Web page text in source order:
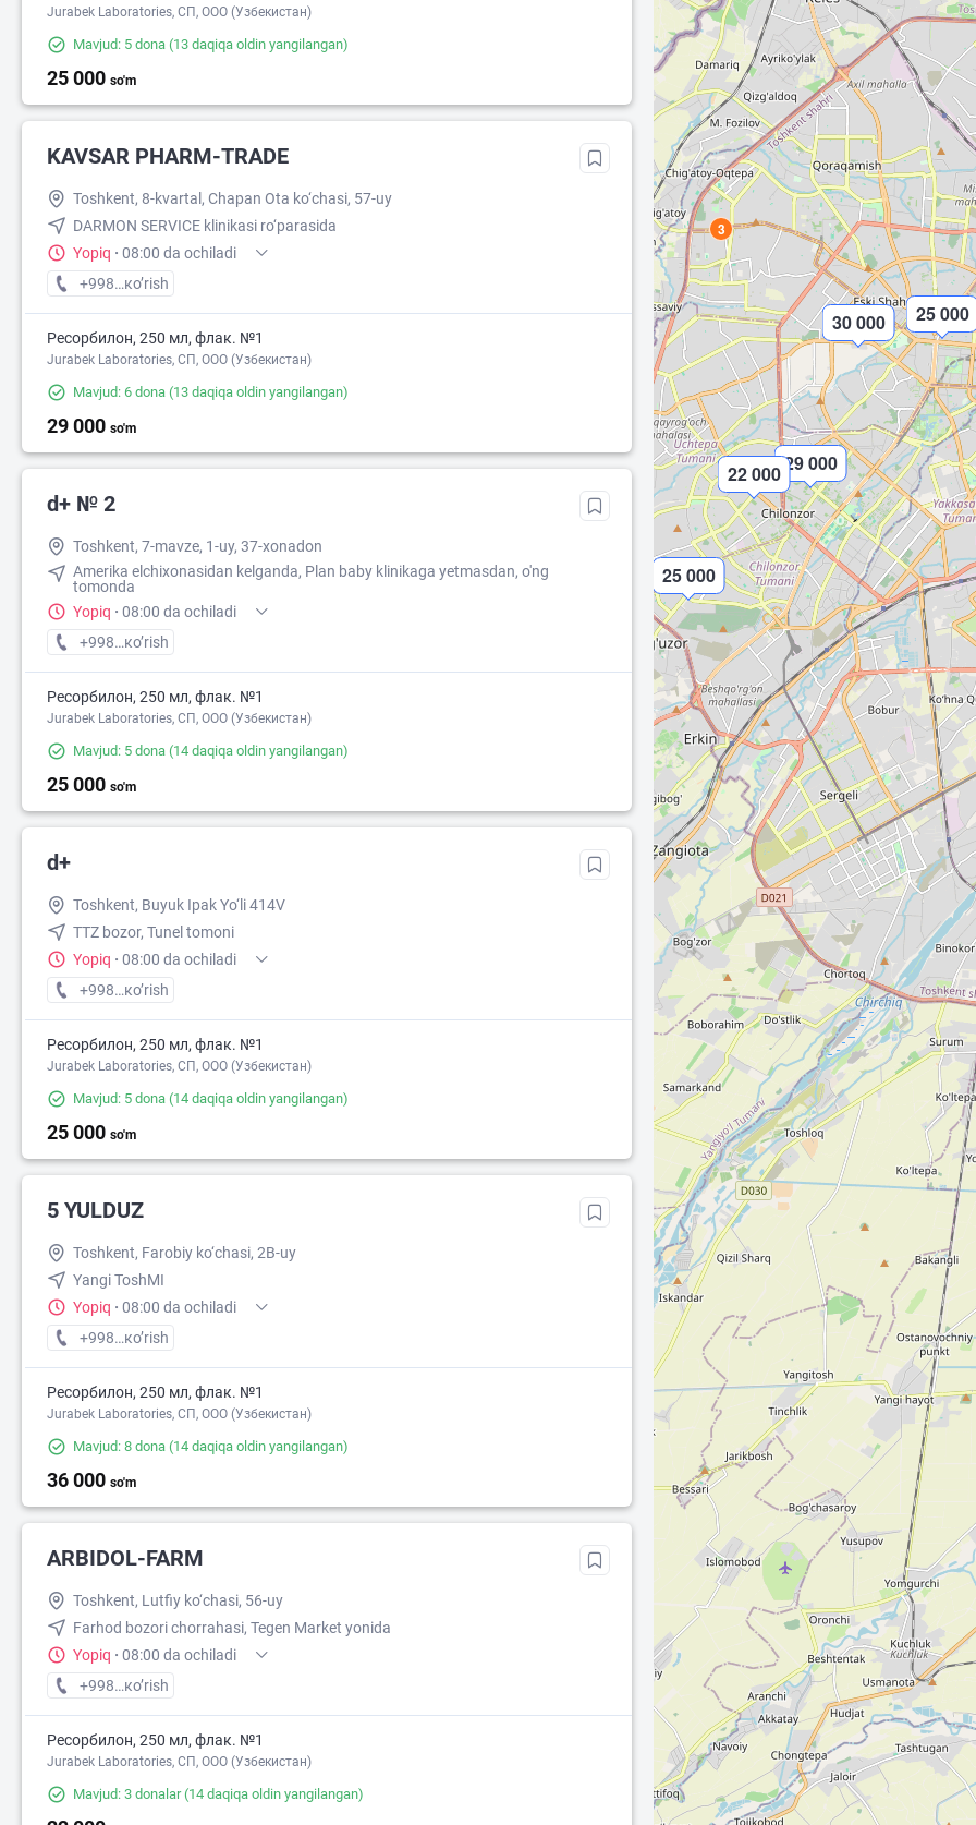
Jurabek Laboratories, СП, ООО (Узбекистан)
Mavjud: 5 dona (13 daqiqa oldin yangilangan)
25 000 so'm
KAVSAR PHARM-TRADE
Toshkent, 8-kvartal, Chapan Ota ko‘chasi, 57-uy
DARMON SERVICE klinikasi ro‘parasida
Yopiq · 08:00 da ochiladi
+998 (88) XXX-XX-XX
кo’rish
Ресорбилон, 250 мл, флак. №1
Jurabek Laboratories, СП, ООО (Узбекистан)
Mavjud: 6 dona (13 daqiqa oldin yangilangan)
29 000 so'm
d+ № 2
Toshkent, 7-mavze, 1-uy, 37-xonadon
Amerika elchixonasidan kelganda, Plan baby klinikaga yetmasdan, o'ng
tomonda
Yopiq · 08:00 da ochiladi
+998 (77) XXX-XX-XX
кo’rish
Ресорбилон, 250 мл, флак. №1
Jurabek Laboratories, СП, ООО (Узбекистан)
Mavjud: 5 dona (14 daqiqa oldin yangilangan)
25 000 so'm
d+
Toshkent, Buyuk Ipak Yo‘li 414V
TTZ bozor, Tunel tomoni
Yopiq · 08:00 da ochiladi
+998 (77) XXX-XX-XX
кo’rish
Ресорбилон, 250 мл, флак. №1
Jurabek Laboratories, СП, ООО (Узбекистан)
Mavjud: 5 dona (14 daqiqa oldin yangilangan)
25 000 so'm
5 YULDUZ
Toshkent, Farobiy ko‘chasi, 2B-uy
Yangi ToshMI
Yopiq · 08:00 da ochiladi
+998 (97) XXX-XX-XX
кo’rish
Ресорбилон, 250 мл, флак. №1
Jurabek Laboratories, СП, ООО (Узбекистан)
Mavjud: 8 dona (14 daqiqa oldin yangilangan)
36 000 so'm
ARBIDOL-FARM
Toshkent, Lutfiy ko‘chasi, 56-uy
Farhod bozori chorrahasi, Tegen Market yonida
Yopiq · 08:00 da ochiladi
+998 (90) XXX-XX-XX
кo’rish
Ресорбилон, 250 мл, флак. №1
Jurabek Laboratories, СП, ООО (Узбекистан)
Mavjud: 3 donalar(14 daqiqa oldin yangilangan)
3
30 000 25 000
25 000
29 000
22 000